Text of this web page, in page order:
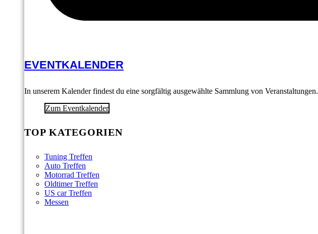
EVENTKALENDER
In unserem Kalender findest du eine sorgfältig ausgewählte Sammlung von Veranstaltungen.
Zum Eventkalender
TOP KATEGORIEN
Tuning Treffen
Auto Treffen
Motorrad Treffen
Oldtimer Treffen
US car Treffen
Messen